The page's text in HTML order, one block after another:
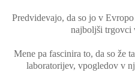
Predvidevajo, da so jo v
najboljši trgovci
Mene pa fascinira to, da so že
laboratorijev, vpogledov v